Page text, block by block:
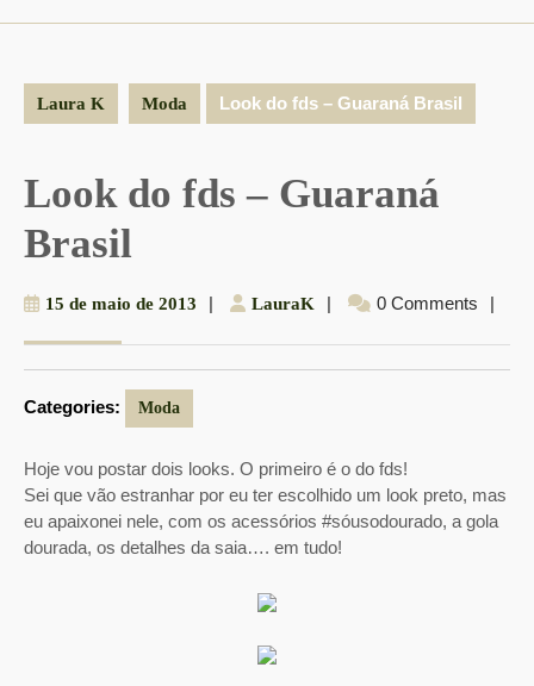
Laura K Moda Look do fds – Guaraná Brasil
Look do fds – Guaraná
Brasil
15 de maio de 2013 15| LauraK LauraK
| 0 Comments |
Categories: Moda
Hoje vou postar dois looks. O primeiro é o do fds!
Sei que vão estranhar por eu ter escolhido um look preto, mas
eu apaixonei nele, com os acessórios #sóusodourado, a gola
dourada, os detalhes da saia…. em tudo!